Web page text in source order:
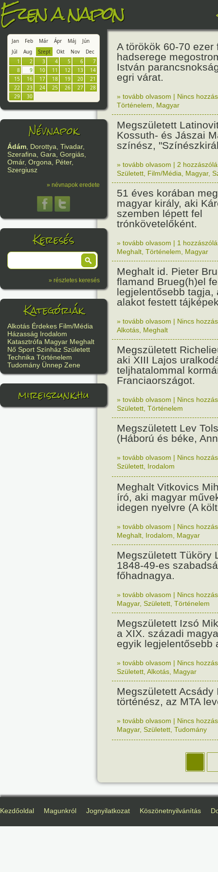
Ezen a napon
Jan Feb Már Ápr Máj
Jún
Júl
Aug Szept Okt Nov
Dec
1
2 3 4 5 6
7
8
9 10 11 12 13
14
15
16 17 18 19 20
21
22
23 24 25 26 27
28
29
30
Névnapok
Ádám, Dorottya, Tivadar,
Szerafina, Gara, Gorgiás,
Omár, Orgona, Péter,
Szergiusz
» névnapok eredete
Keresés
» részletes keresés
Kategóriák
Alkotás Érdekes Film/Média
Házasság Irodalom
Katasztrófa Magyar Meghalt
Nő Sport Színház Született
Technika Történelem
Tudomány Ünnep Zene
mireiszunk.hu
A törökök 60-70 ezer
hadserege
István
egri várat.
» tovább olvasom | Nincs
Történelem
Magyar
Megszületett
Kossuth- és Jászai
színész,
» tovább olvasom | 2
Született Film/Média Magyar,
51 éves korában
magyar király, aki
szemben lépett fel
trónkövetelőként.
» tovább olvasom | 1
Meghalt Történelem Magyar
Meghalt id. Pieter
flamand Brueg(h)el
legjelentősebb tagja,
alakot festett
» tovább olvasom | Nincs
Alkotás Meghalt
Megszületett
aki XIII Lajos
teljhatalommal
Franciaországot.
» tovább olvasom | Nincs
Született Történelem
Megszületett Lev
(Háború és béke,
» tovább olvasom | Nincs
Született Irodalom
Meghalt Vitkovics
író, aki magyar
idegen nyelvre (A
» tovább olvasom | Nincs
Meghalt Irodalom Magyar
Megszületett Tüköry
1848-49-es
főhadnagya.
» tovább olvasom | Nincs
Magyar, Született Történelem
Megszületett Izsó
a XIX. századi
egyik legjelentősebb
» tovább olvasom | Nincs
Született Alkotás Magyar
Megszületett Acsády
történész, az MTA
» tovább olvasom | Nincs
Magyar, Született Tudomány
Kezdőoldal Magunkról Jognyilatkozat Köszönetnyilvánítás